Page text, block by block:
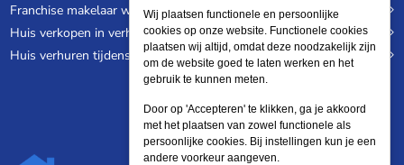
Franchise makelaar worden
Huis verkopen in verhuurde staat
Huis verhuren tijdens een wereldreis
Wij plaatsen functionele en persoonlijke
cookies op onze website. Functionele cookies
plaatsen wij altijd, omdat deze noodzakelijk zijn
om de website goed te laten werken en het
gebruik te kunnen meten.
Door op 'Accepteren' te klikken, ga je akkoord
met het plaatsen van zowel functionele als
persoonlijke cookies. Bij instellingen kun je een
andere voorkeur aangeven.